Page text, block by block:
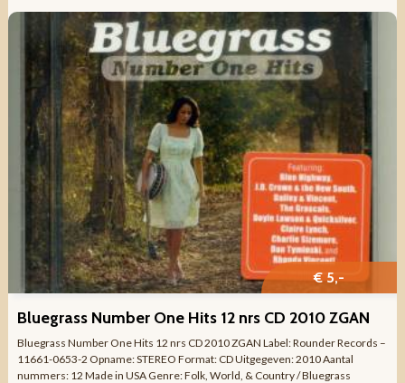
€ 5,-
Bluegrass Number One Hits 12 nrs CD 2010 ZGAN
Bluegrass Number One Hits 12 nrs CD 2010 ZGAN Label: Rounder Records –
11661-0653-2 Opname: STEREO Format: CD Uitgegeven: 2010 Aantal
nummers: 12 Made in USA Genre: Folk, World, & Country / Bluegrass